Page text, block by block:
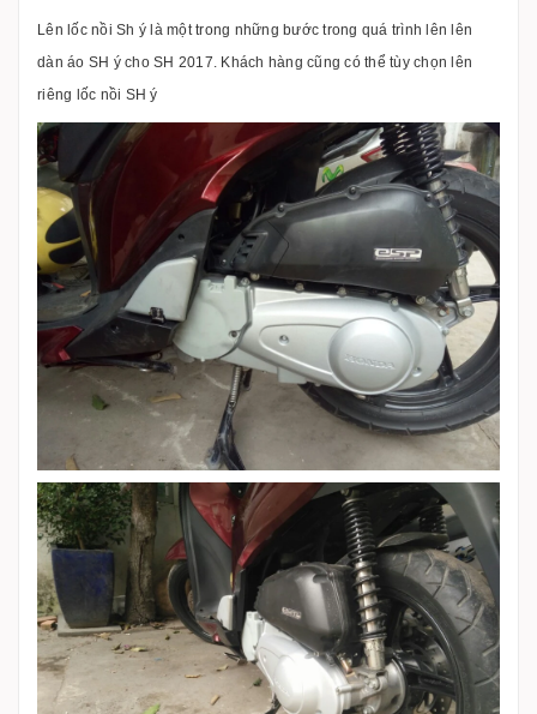
Lên lốc nồi Sh ý là một trong những bước trong quá trình lên lên
dàn áo SH ý cho SH 2017. Khách hàng cũng có thể tùy chọn lên
riêng lốc nồi SH ý